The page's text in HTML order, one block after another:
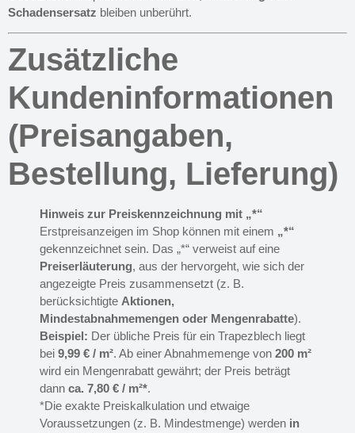
Schadensersatz bleiben unberührt.
Zusätzliche
Kundeninformationen
(Preisangaben,
Bestellung, Lieferung)
Hinweis zur Preiskennzeichnung mit „*“
Erstpreisanzeigen im Shop können mit einem „*“
gekennzeichnet sein. Das „*“ verweist auf eine
Preiserläuterung, aus der hervorgeht, wie sich der
angezeigte Preis zusammensetzt (z. B.
berücksichtigte Aktionen,
Mindestabnahmemengen oder Mengenrabatte).
Beispiel: Der übliche Preis für ein Trapezblech liegt
bei 9,99 € / m². Ab einer Abnahmemenge von 200 m²
wird ein Mengenrabatt gewährt; der Preis beträgt
dann ca. 7,80 € / m²*.
*Die exakte Preiskalkulation und etwaige
Voraussetzungen (z. B. Mindestmenge) werden in